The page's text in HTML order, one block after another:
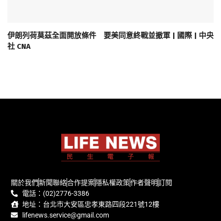
伊朗列荷莫茲全面開放條件 要美同意終戰並撤軍 | 國際 | 中央
社 CNA
關於我們新聞聯絡合作提案隱私權政策作者聲明訂閱
電話：(02)2776-3386
地址：台北市大安區忠孝東路四段221號12樓
lifenews.service@gmail.com